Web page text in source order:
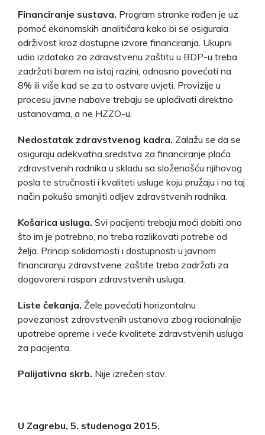
Financiranje sustava. Program stranke rađen je uz
pomoć ekonomskih analitičara kako bi se osigurala
održivost kroz dostupne izvore financiranja. Ukupni
udio izdataka za zdravstvenu zaštitu u BDP-u treba
zadržati barem na istoj razini, odnosno povećati na
8% ili više kad se za to ostvare uvjeti. Provizije u
procesu javne nabave trebaju se uplaćivati direktno
ustanovama, a ne HZZO-u.
Nedostatak zdravstvenog kadra. Zalažu se da se
osiguraju adekvatna sredstva za financiranje plaća
zdravstvenih radnika u skladu sa složenošću njihovog
posla te stručnosti i kvaliteti usluge koju pružaju i na taj
način pokuša smanjiti odljev zdravstvenih radnika.
Košarica usluga. Svi pacijenti trebaju moći dobiti ono
što im je potrebno, no treba razlikovati potrebe od
želja. Princip solidarnosti i dostupnosti u javnom
financiranju zdravstvene zaštite treba zadržati za
dogovoreni raspon zdravstvenih usluga.
Liste čekanja. Žele povećati horizontalnu
povezanost zdravstvenih ustanova zbog racionalnije
upotrebe opreme i veće kvalitete zdravstvenih usluga
za pacijenta.
Palijativna skrb. Nije izrečen stav.
U Zagrebu, 5. studenoga 2015.